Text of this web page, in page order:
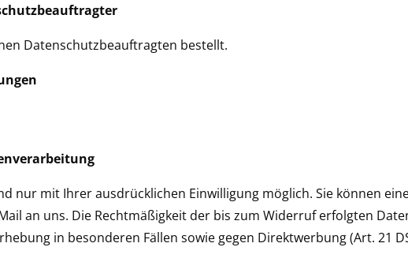
Datenschutzbeauftragten bestellt.
nur mit Ihrer ausdrücklichen Einwilligung möglich. Sie können
an uns. Die Rechtmäßigkeit der bis zum Widerruf erfolgten
in besonderen Fällen sowie gegen Direktwerbung (Art. 21